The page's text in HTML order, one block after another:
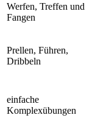
Werfen, Treffen und
Fangen
Prellen, Führen,
Dribbeln
einfache
Komplexübungen